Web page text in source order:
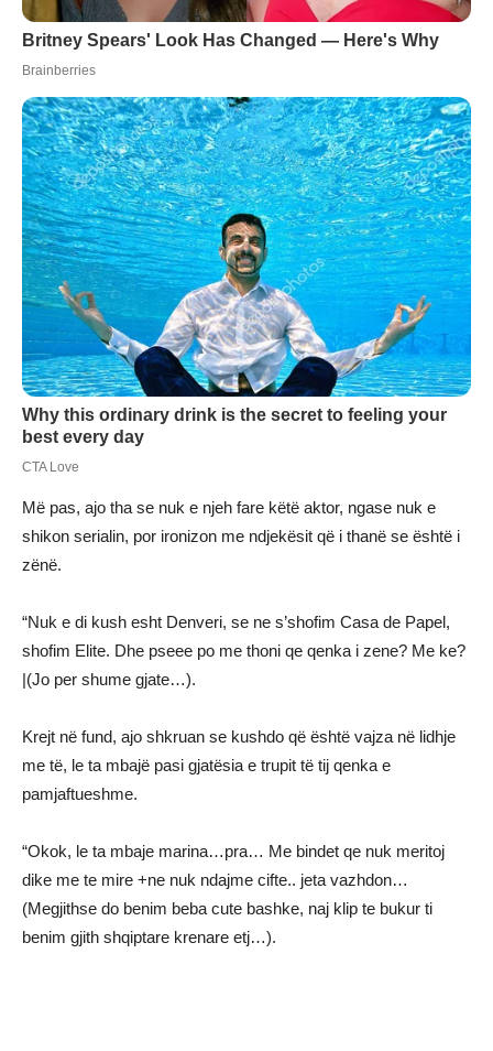
Më pas, ajo tha se nuk e njeh fare këtë aktor, ngase nuk e
shikon serialin, por ironizon me ndjekësit që i thanë se është i
zënë.
“Nuk e di kush esht Denveri, se ne s’shofim Casa de Papel,
shofim Elite. Dhe pseee po me thoni qe qenka i zene? Me ke?
|(Jo per shume gjate…).
Krejt në fund, ajo shkruan se kushdo që është vajza në lidhje
me të, le ta mbajë pasi gjatësia e trupit të tij qenka e
pamjaftueshme.
“Okok, le ta mbaje marina…pra… Me bindet qe nuk meritoj
dike me te mire +ne nuk ndajme cifte.. jeta vazhdon…
(Megjithse do benim beba cute bashke, naj klip te bukur ti
benim gjith shqiptare krenare etj…).